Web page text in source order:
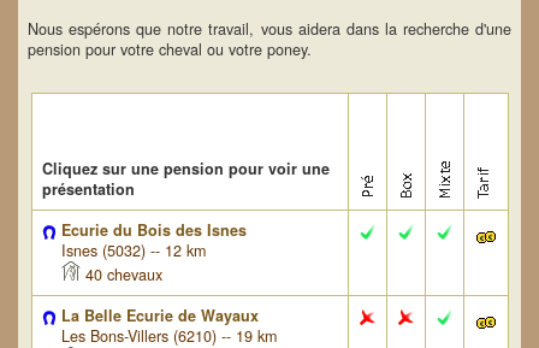
Nous espérons que notre travail, vous aidera dans la recherche d'une
pension pour votre cheval ou votre poney.
Cliquez sur une pension pour voir une
présentation
Ecurie du Bois des Isnes
Isnes (5032) -- 12 km
40 chevaux
La Belle Ecurie de Wayaux
Les Bons-Villers (6210) -- 19 km